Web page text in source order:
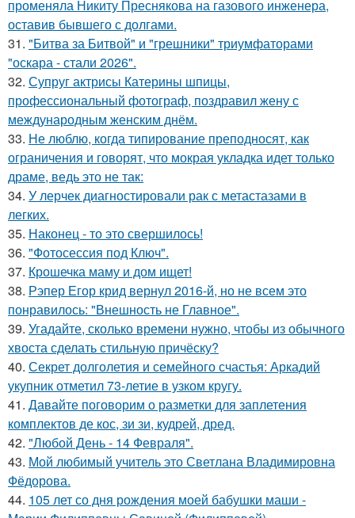
променяла Никиту Преснякова на газового инженера,
оставив бывшего с долгами.
31. "Битва за Битвой" и "грешники" триумфаторами
"оскара - стали 2026".
32. Супруг актрисы Катерины шпицы,
профессиональный фотограф, поздравил жену с
международным женским днём.
33. Не люблю, когда типирование преподносят, как
ограничения и говорят, что мокрая укладка идет только
драме, ведь это не так:
34. У лерчек диагностировали рак с метастазами в
легких.
35. Наконец - то это свершилось!
36. "Фотосессия под Ключ".
37. Крошечка маму и дом ищет!
38. Рэпер Егор крид вернул 2016-й, но не всем это
понравилось: "Внешность не Главное".
39. Угадайте, сколько времени нужно, чтобы из обычного
хвоста сделать стильную причёску?
40. Секрет долголетия и семейного счастья: Аркадий
укупник отметил 73-летие в узком кругу.
41. Давайте поговорим о разметки для заплетения
комплектов де кос, зи зи, кудрей, дред.
42. "Любой День - 14 Февраля".
43. Мой любимый учитель это Светлана Владимировна
Фёдорова.
44. 105 лет со дня рождения моей бабушки маши -